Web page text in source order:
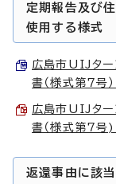
定期報告及び
使用する様式
広島市UIJター
書（様式第7号
広島市UIJター
書（様式第7
返還事由に該